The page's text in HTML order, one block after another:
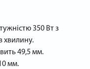
350 Вт з
хвилину.
49,5 мм.
мм.